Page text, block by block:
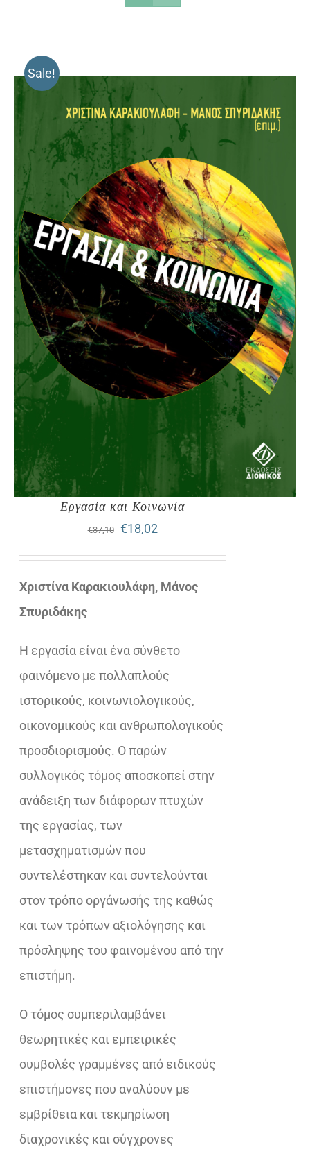
Sale!
Εργασία και Κοινωνία
€37,10
Original
price
was:
€18,02Η
τρέχουσα
τιμή
Χριστίνα Καρακιουλάφη, Μάνος
Σπυριδάκης
Η εργασία είναι ένα σύνθετο
φαινόμενο με πολλαπλούς
ιστορικούς, κοινωνιολογικούς,
οικονομικούς και ανθρωπολογικούς
προσδιορισμούς. Ο παρών
συλλογικός τόμος αποσκοπεί στην
ανάδειξη των διάφορων πτυχών
της εργασίας, των
µετασχηµατισµών που
συντελέστηκαν και συντελούνται
στον τρόπο οργάνωσής της καθώς
και των τρόπων αξιολόγησης και
πρόσληψης του φαινομένου από την
επιστήμη.
Ο τόμος συμπεριλαμβάνει
θεωρητικές και εμπειρικές
συμβολές γραμμένες από ειδικούς
επιστήμονες που αναλύουν με
εμβρίθεια και τεκμηρίωση
διαχρονικές και σύγχρονες